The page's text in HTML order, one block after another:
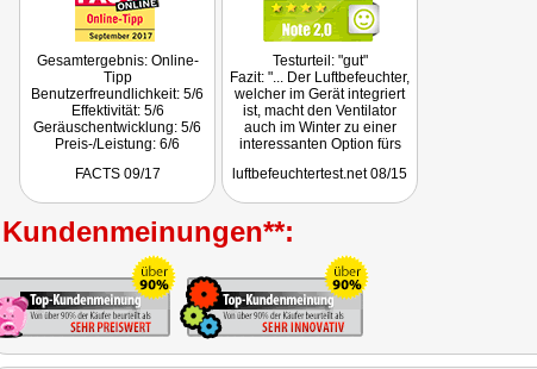
Gesamtergebnis: Online-
Tipp
Benutzerfreundlichkeit: 5/6
Effektivität: 5/6
Geräuschentwicklung: 5/6
Preis-/Leistung: 6/6
Ventilator ... sorgt per
Gerät für eine kühle Brise
und angenehme
Luftfeuchtigkeit. Das mobile,
auf Rollen gelagerte Gerät
ist schnell
zusammengebaut und lässt
sich intuitiv bedienen."
FACTS 09/17
Testurteil: "gut"
Fazit: "... Der Luftbefeuchter,
welcher im Gerät integriert
ist, macht den Ventilator
auch im Winter zu einer
interessanten Option fürs
luftbefeuchtertest.net 08/15
Kundenmeinungen**: